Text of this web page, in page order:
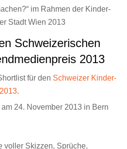
im Rahmen der Kinder-
Stadt Wien 2013
Schweizerischen
2013
für den Schweizer Kinder-
.
24. November 2013 in Bern
voller Skizzen, Sprüche,